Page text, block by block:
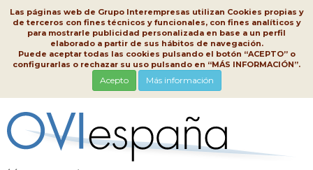
Las páginas web de Grupo Interempresas utilizan Cookies propias y
de terceros con fines técnicos y funcionales, con fines analíticos y
para mostrarle publicidad personalizada en base a un perfil
elaborado a partir de sus hábitos de navegación.
Puede aceptar todas las cookies pulsando el botón “ACEPTO” o
configurarlas o rechazar su uso pulsando en “MÁS INFORMACIÓN”.
Acepto Más información